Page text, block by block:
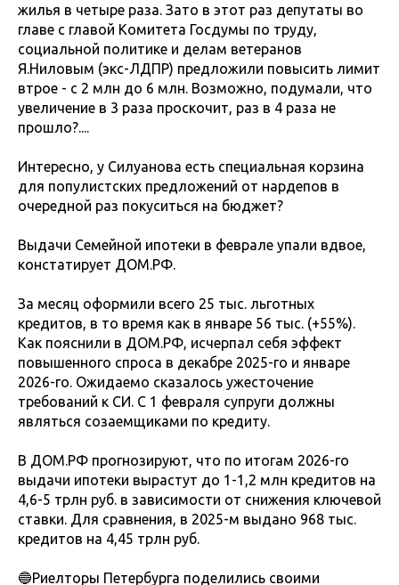
жилья в четыре раза. Зато в этот раз депутаты во
главе с главой Комитета Госдумы по труду,
социальной политике и делам ветеранов
Я.Ниловым (экс-ЛДПР) предложили повысить лимит
втрое - с 2 млн до 6 млн. Возможно, подумали, что
увеличение в 3 раза проскочит, раз в 4 раза не
прошло?....
Интересно, у Силуанова есть специальная корзина
для популистских предложений от нардепов в
очередной раз покуситься на бюджет?
Выдачи Семейной ипотеки в феврале упали вдвое,
констатирует ДОМ.РФ.
За месяц оформили всего 25 тыс. льготных
кредитов, в то время как в январе 56 тыс. (+55%).
Как пояснили в ДОМ.РФ, исчерпал себя эффект
повышенного спроса в декабре 2025-го и январе
2026-го. Ожидаемо сказалось ужесточение
требований к СИ. С 1 февраля супруги должны
являться созаемщиками по кредиту.
В ДОМ.РФ прогнозируют, что по итогам 2026-го
выдачи ипотеки вырастут до 1-1,2 млн кредитов на
4,6-5 трлн руб. в зависимости от снижения ключевой
ставки. Для сравнения, в 2025-м выдано 968 тыс.
кредитов на 4,45 трлн руб.
🔵Риелторы Петербурга поделились своими